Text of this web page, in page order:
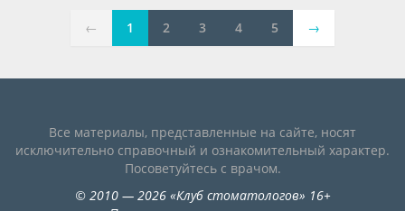
← 1 2 3 4 5 →
Все материалы, представленные на сайте, носят
исключительно справочный и ознакомительный характер.
Посоветуйтесь с врачом.
© 2010— 2026«Клуб стоматологов» 16+